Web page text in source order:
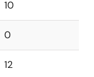
10
0
12